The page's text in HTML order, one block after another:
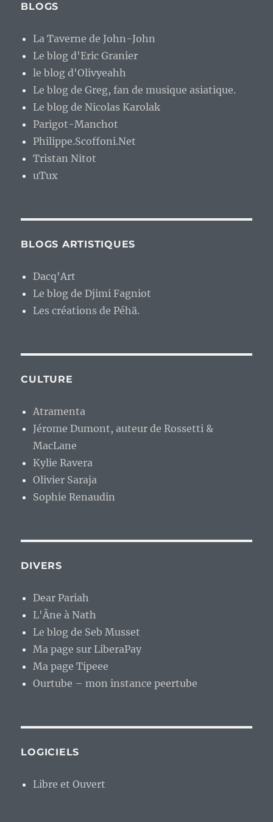
BLOGS
La Taverne de John-John
Le blog d'Eric Granier
le blog d'Olivyeahh
Le blog de Greg, fan de musique asiatique.
Le blog de Nicolas Karolak
Parigot-Manchot
Philippe.Scoffoni.Net
Tristan Nitot
uTux
BLOGS ARTISTIQUES
Dacq'Art
Le blog de Djimi Fagniot
Les créations de Péhä.
CULTURE
Atramenta
Jérome Dumont, auteur de Rossetti &
MacLane
Kylie Ravera
Olivier Saraja
Sophie Renaudin
DIVERS
Dear Pariah
L'Âne à Nath
Le blog de Seb Musset
Ma page sur LiberaPay
Ma page Tipeee
Ourtube – mon instance peertube
LOGICIELS
Libre et Ouvert